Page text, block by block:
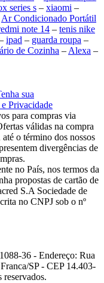
series s – xiaomi –
Ar Condicionado Portátil
note 14 – tenis nike
ipad – guarda roupa –
de Cozinha – Alexa –
sua
e Privacidade
para compras via
válidas na compra
o término dos nossos
divergências de
no País, nos termos da
propostas de cartão de
S.A Sociedade de
no CNPJ sob o nº
36 - Endereço: Rua
SP - CEP 14.403-